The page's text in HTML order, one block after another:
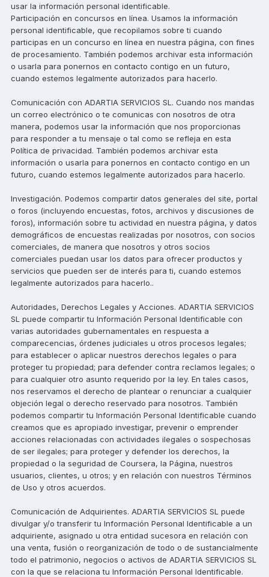
usar la información personal identificable.
Participación en concursos en línea. Usamos la información
personal identificable, que recopilamos sobre ti cuando
participas en un concurso en línea en nuestra página, con fines
de procesamiento. También podemos archivar esta información
o usarla para ponernos en contacto contigo en un futuro,
cuando estemos legalmente autorizados para hacerlo.
Comunicación con ADARTIA SERVICIOS SL. Cuando nos mandas
un correo electrónico o te comunicas con nosotros de otra
manera, podemos usar la información que nos proporcionas
para responder a tu mensaje o tal como se refleja en esta
Política de privacidad. También podemos archivar esta
información o usarla para ponernos en contacto contigo en un
futuro, cuando estemos legalmente autorizados para hacerlo.
Investigación. Podemos compartir datos generales del site, portal
o foros (incluyendo encuestas, fotos, archivos y discusiones de
foros), información sobre tu actividad en nuestra página, y datos
demográficos de encuestas realizadas por nosotros, con socios
comerciales, de manera que nosotros y otros socios
comerciales puedan usar los datos para ofrecer productos y
servicios que pueden ser de interés para ti, cuando estemos
legalmente autorizados para hacerlo..
Autoridades, Derechos Legales y Acciones. ADARTIA SERVICIOS
SL puede compartir tu Información Personal Identificable con
varias autoridades gubernamentales en respuesta a
comparecencias, órdenes judiciales u otros procesos legales;
para establecer o aplicar nuestros derechos legales o para
proteger tu propiedad; para defender contra reclamos legales; o
para cualquier otro asunto requerido por la ley. En tales casos,
nos reservamos el derecho de plantear o renunciar a cualquier
objeción legal o derecho reservado para nosotros. También
podemos compartir tu Información Personal Identificable cuando
creamos que es apropiado investigar, prevenir o emprender
acciones relacionadas con actividades ilegales o sospechosas
de ser ilegales; para proteger y defender los derechos, la
propiedad o la seguridad de Coursera, la Página, nuestros
usuarios, clientes, u otros; y en relación con nuestros Términos
de Uso y otros acuerdos.
Comunicación de Adquirientes. ADARTIA SERVICIOS SL puede
divulgar y/o transferir tu Información Personal Identificable a un
adquiriente, asignado u otra entidad sucesora en relación con
una venta, fusión o reorganización de todo o de sustancialmente
todo el patrimonio, negocios o activos de ADARTIA SERVICIOS SL
con la que se relaciona tu Información Personal Identificable.